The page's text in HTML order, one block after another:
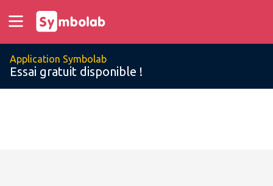
Application Symbolab
Essai gratuit disponible !